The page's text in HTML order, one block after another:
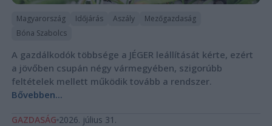
Magyarország Időjárás Aszály
Mezőgazdaság
Bóna Szabolcs
A gazdálkodók többsége a JÉGER leállítását kérte, ezért
a jövőben csupán négy vármegyében, szigorúbb
feltételek mellett működik tovább a rendszer.
Bővebben...
GAZDASÁG 2026. július 31.